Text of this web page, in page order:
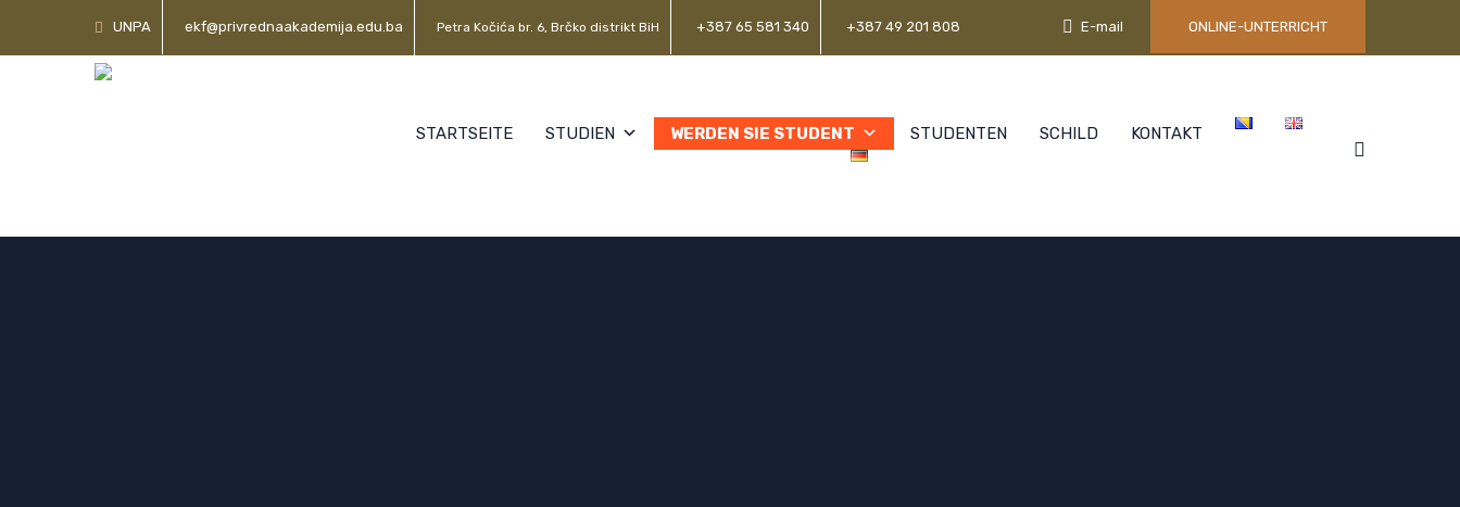
UNPA ekf@privrednaakademija.edu.ba Petra Kočića br. 6, Brčko distrikt BiH +387 65 581 340 +387 49 201 808 E-mail ONLINE-UNTERRICHT
STARTSEITE STUDIEN WERDEN SIE STUDENT STUDENTEN SCHILD KONTAKT